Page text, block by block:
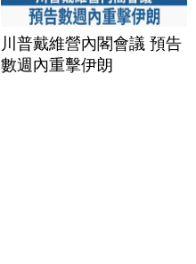
川普戴維營內閣會議 預告
數週內重擊伊朗